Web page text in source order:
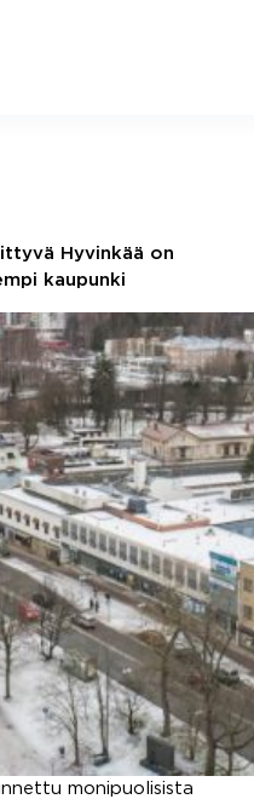
Hyvinkää on
kaupunki
monipuolisista